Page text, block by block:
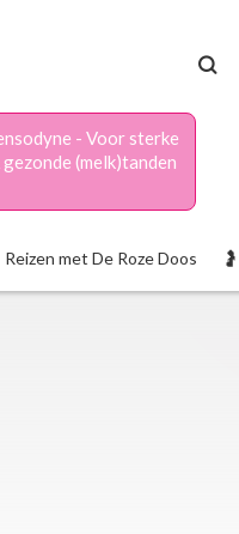
- Voor sterke
gezonde (melk)tanden
Reizen met De Roze Doos